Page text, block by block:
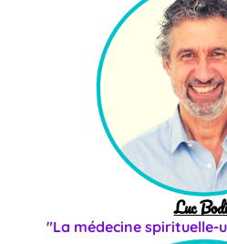
Luc
"La médecine spirituelle-